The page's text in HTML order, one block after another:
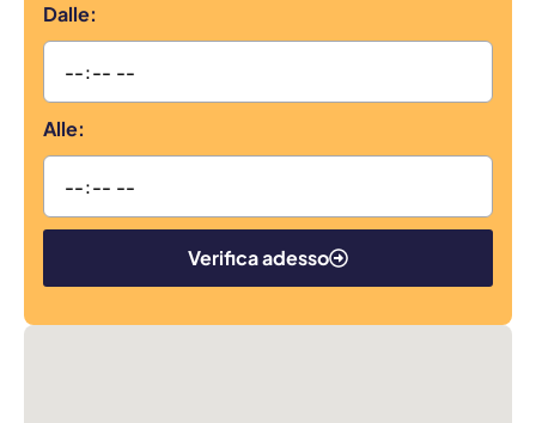
Dalle:
Alle:
Verifica adesso